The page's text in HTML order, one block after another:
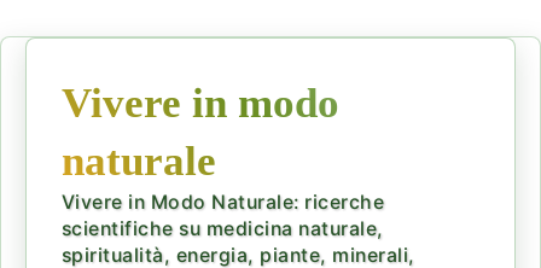
Vivere in modo
naturale
Vivere in Modo Naturale: ricerche
scientifiche su medicina naturale,
spiritualità, energia, piante, minerali,